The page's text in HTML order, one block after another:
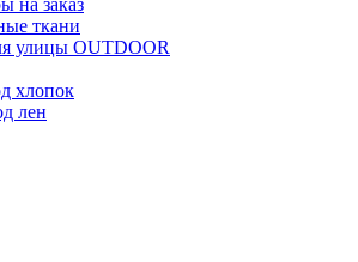
ткани
улицы OUTDOOR
хлопок
лен